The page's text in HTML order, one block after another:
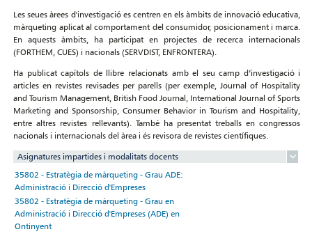
Les seues àrees d'investigació es centren en els àmbits de innovació educativa,
màrqueting aplicat al comportament del consumidor, posicionament i marca.
En aquests àmbits, ha participat en projectes de recerca internacionals
(FORTHEM, CUES) i nacionals (SERVDIST, ENFRONTERA).
Ha publicat capítols de llibre relacionats amb el seu camp d’investigació i
articles en revistes revisades per parells (per exemple, Journal of Hospitality
and Tourism Management, British Food Journal, International Journal of Sports
Marketing and Sponsorship, Consumer Behavior in Tourism and Hospitality,
entre altres revistes rellevants). També ha presentat treballs en congressos
nacionals i internacionals del àrea i és revisora de revistes científiques.
Asignatures impartides i modalitats docents
35802 - Estratègia de màrqueting - Grau ADE:
Administració i Direcció d'Empreses
35802 - Estratègia de màrqueting - Grau en
Administració i Direcció d'Empreses (ADE) en
Ontinyent